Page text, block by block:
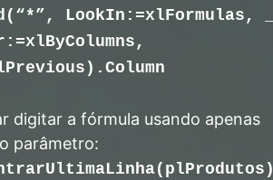
LookIn:=xlFormulas, _
digitar a fórmula usando apenas
parâmetro: